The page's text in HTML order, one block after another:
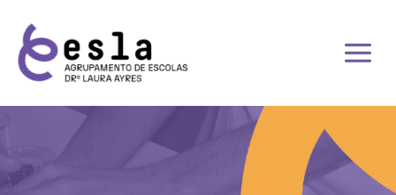
content